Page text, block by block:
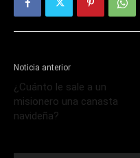
Noticia anterior
¿Cuánto le sale a un
misionero una canasta
navideña?